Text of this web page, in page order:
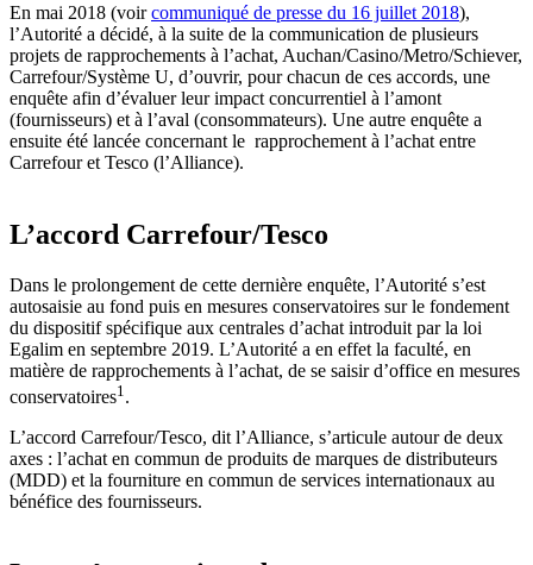
En mai 2018 (voircommuniqué de presse du 16 juillet 2018),
l’Autorité a décidé, à la suite de la communication de plusieurs
projets de rapprochements à l’achat, Auchan/Casino/Metro/Schiever,
Carrefour/Système U, d’ouvrir, pour chacun de ces accords, une
enquête afin d’évaluer leur impact concurrentiel à l’amont
(fournisseurs) et à l’aval (consommateurs). Une autre enquête a
ensuite été lancée concernant le rapprochement à l’achat entre
Carrefour et Tesco (l’Alliance).
L’accord Carrefour/Tesco
Dans le prolongement de cette dernière enquête, l’Autorité s’est
autosaisie au fond puis en mesures conservatoires sur le fondement
du dispositif spécifique aux centrales d’achat introduit par la loi
Egalim en septembre 2019. L’Autorité a en effet la faculté, en
matière de rapprochements à l’achat, de se saisir d’office en mesures
conservatoires1 .
L’accord Carrefour/Tesco, dit l’Alliance, s’articule autour de deux
axes : l’achat en commun de produits de marques de distributeurs
(MDD) et la fourniture en commun de services internationaux au
bénéfice des fournisseurs.